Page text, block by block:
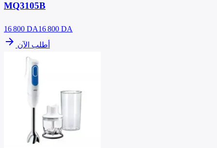
MQ3105B
16 800 DA16 800 DA
arrow_forward أطلب الآن